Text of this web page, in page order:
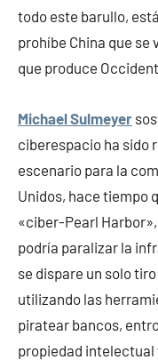
todo este barullo,
prohíbe China que se
que produce
Michael Sulmeyer
ciberespacio ha sido
escenario para la
Unidos, hace tiempo
«ciber-Pearl
podría paralizar la
se dispare un solo
utilizando las
piratear bancos,
propiedad intelectual